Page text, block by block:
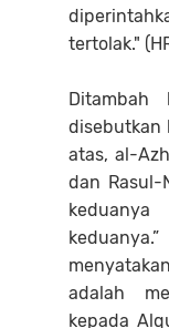
tertolak."
Ditambah
disebutkan
atas, al-
dan Rasul-
adalah
kepada